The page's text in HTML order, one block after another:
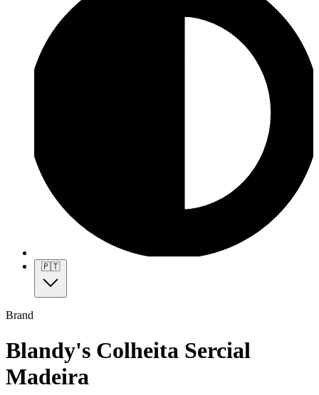
🇵🇹
Brand
Blandy's Colheita Sercial
Madeira